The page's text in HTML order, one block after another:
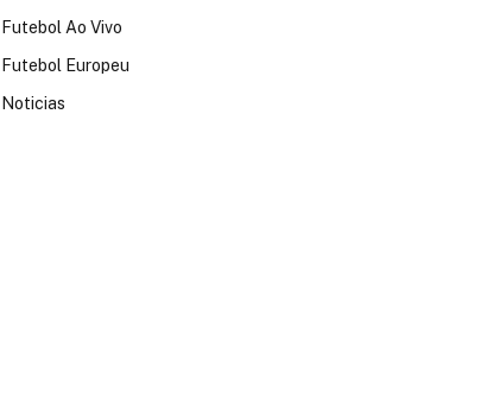
Futebol Ao Vivo
Futebol Europeu
Noticias